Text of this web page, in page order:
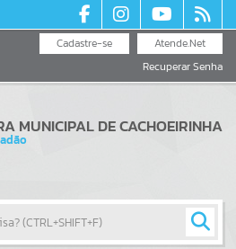
Atende.Net
Cadastre-se
Recuperar Senha
MUNICIPAL DE CACHOEIRINHA